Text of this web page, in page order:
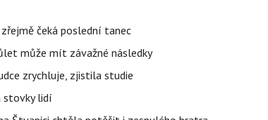
čeká poslední tanec
může mít závažné následky
zrychluje, zjistila studie
stovky lidí